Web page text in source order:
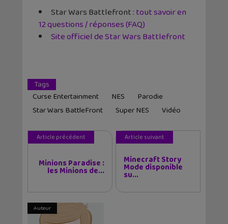
Star Wars Battlefront :tout savoir en
12 questions / réponses (FAQ)
Site officiel de Star Wars Battlefront
Tags
Curse Entertainment
NES
Parodie
Star Wars BattleFront
Super NES Vidéo
Article précédent
Minions Paradise :
les Minions de...
Article suivant
Minecraft Story
Mode disponible
su...
Auteur